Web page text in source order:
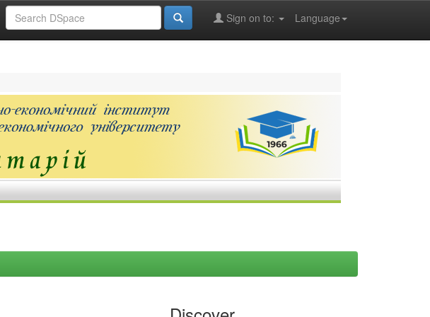
Language
Sign on to: